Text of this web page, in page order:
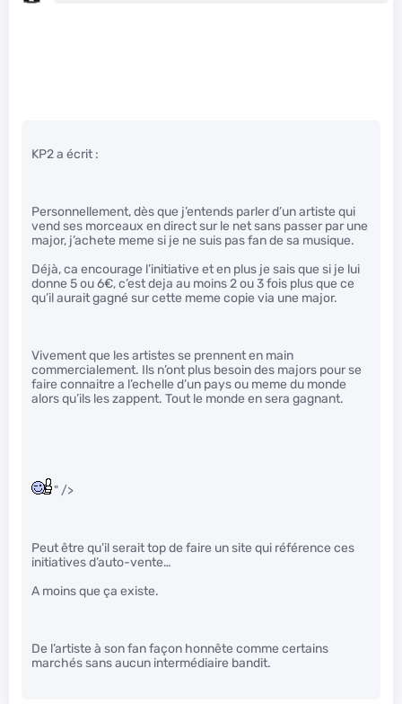
KP2 a écrit :
Personnellement, dès que j’entends parler d’un artiste qui
vend ses morceaux en direct sur le net sans passer par une
major, j’achete meme si je ne suis pas fan de sa musique.
Déjà, ca encourage l’initiative et en plus je sais que si je lui
donne 5 ou 6€, c’est deja au moins 2 ou 3 fois plus que ce
qu’il aurait gagné sur cette meme copie via une major.
Vivement que les artistes se prennent en main
commercialement. Ils n’ont plus besoin des majors pour se
faire connaitre a l’echelle d’un pays ou meme du monde
alors qu’ils les zappent. Tout le monde en sera gagnant.
" />
Peut être qu’il serait top de faire un site qui référence ces
initiatives d’auto-vente…
A moins que ça existe.
De l’artiste à son fan façon honnête comme certains
marchés sans aucun intermédiaire bandit.